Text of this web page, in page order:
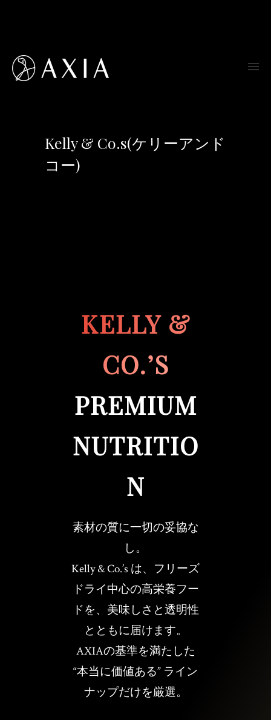
Kelly & Co.s(ケリーアンド
コー)
KELLY &
CO.’S
PREMIUM
NUTRITIO
N
素材の質に一切の妥協な
し。
Kelly & Co.’s は、フリーズ
ドライ中心の高栄養フー
ドを、美味しさと透明性
とともに届けます。
AXIAの基準を満たした
“本当に価値ある” ライン
ナップだけを厳選。